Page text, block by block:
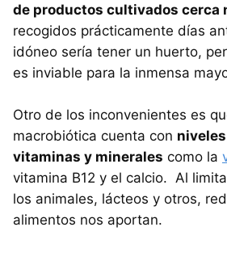
de productos cultivados cerca
recogidos prácticamente días
idóneo sería tener un huerto,
es inviable para la inmensa
Otro de los inconvenientes es
macrobiótica cuenta con
vitaminas y minerales como la
vitamina B12 y el calcio. Al
los animales, lácteos y otros,
alimentos nos aportan.